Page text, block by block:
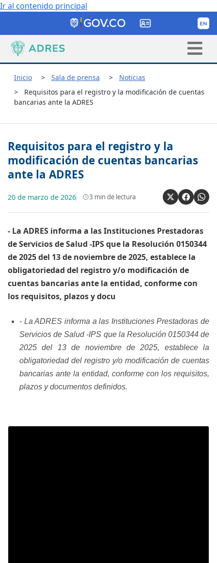
Ir al contenido principal
Inicio Sala de prensa
Noticias
Requisitos para el registro y la modificación de cuentas
bancarias ante la ADRES
Requisitos para el registro y la
modificación de cuentas bancarias
ante la ADRES
20 de marzo de 2026 3 min de lectura
- ​La ADRES informa a las Instituciones Prestadoras
de Servicios de Salud -IPS que la Resolución 0150344
de 2025 del 13 de noviembre de 2025, establece la
obligatoriedad del registro y/o modificación de
cuentas bancarias ante la entidad, conforme con
los requisitos, plazos y docu
- ​La ADRES informa a las Instituciones Prestadoras de
Servicios de Salud -IPS que la Resolución 0150344 de
2025 del 13 de noviembre de 2025, establece la
obligatoriedad del registro y/o modificación de cuentas
bancarias ante la entidad, conforme con los requisitos,
plazos y documentos definidos.​